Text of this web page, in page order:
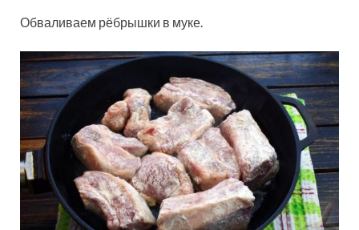
Обваливаем рёбрышки в муке.